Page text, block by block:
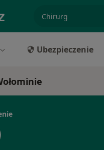
Ubezpieczenie